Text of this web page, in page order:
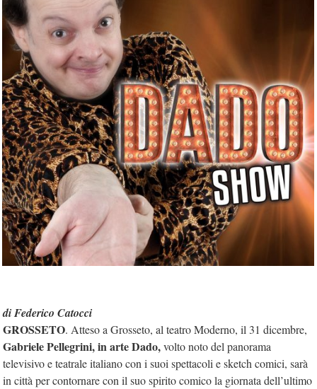
di Federico Catocci
GROSSETO. Atteso a Grosseto, al teatro Moderno, il 31 dicembre,
Gabriele Pellegrini, in arte Dado,volto noto del panorama
televisivo e teatrale italiano con i suoi spettacoli e sketch comici, sarà
in città per contornare con il suo spirito comico la giornata dell’ultimo